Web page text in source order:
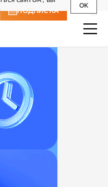
OK
ПОДПИСКА